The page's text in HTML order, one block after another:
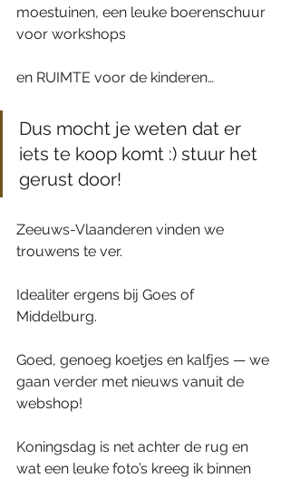
moestuinen, een leuke boerenschuur
voor workshops
en RUIMTE voor de kinderen…
Dus mocht je weten dat er
iets te koop komt :) stuur het
gerust door!
Zeeuws-Vlaanderen vinden we
trouwens te ver.
Idealiter ergens bij Goes of
Middelburg.
Goed, genoeg koetjes en kalfjes — we
gaan verder met nieuws vanuit de
webshop!
Koningsdag is net achter de rug en
wat een leuke foto’s kreeg ik binnen